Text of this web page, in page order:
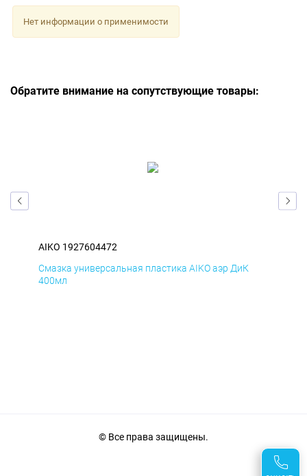
Нет информации о применимости
Обратите внимание на сопутствующие товары:
AIKO 1927604472
Смазка универсальная пластика AIKO аэр ДиК
400мл
© Все права защищены.